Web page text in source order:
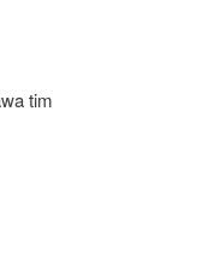
tim